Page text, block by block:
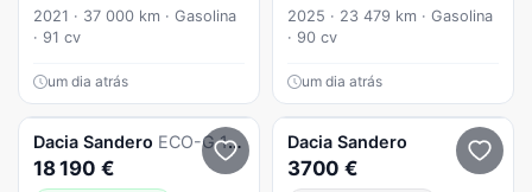
2021 · 37 000 km · Gasolina
· 91 cv
um dia atrás
2025 · 23 479 km · Gasolina
· 90 cv
um dia atrás
Dacia Sandero ECO-G 100 Bi-Fuel Stepway Extreme+
18 190 €
Dacia Sandero
3700 €